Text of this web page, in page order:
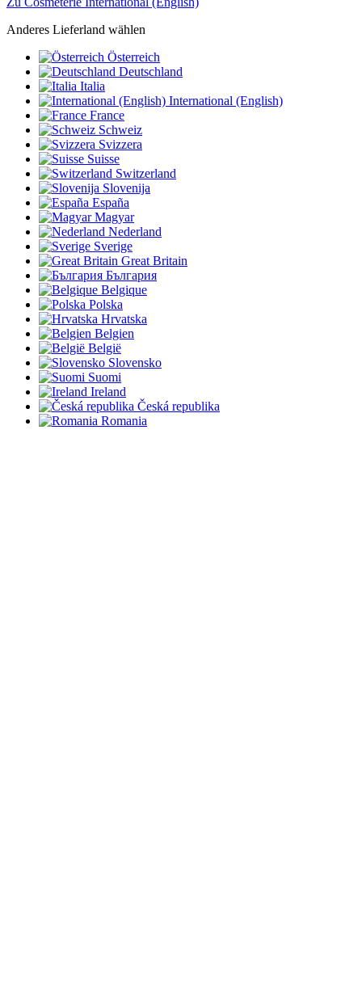
Anderes Lieferland wählen
Österreich
Deutschland
Italia
International (English)
France
Schweiz
Svizzera
Suisse
Switzerland
Slovenija
España
Magyar
Nederland
Sverige
Great Britain
България
Belgique
Polska
Hrvatska
Belgien
België
Slovensko
Suomi
Ireland
Česká republika
Romania